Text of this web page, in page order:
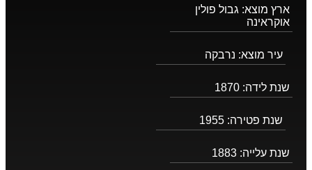
ארץ מוצא: גבול פולין
אוקראינה
עיר מוצא: נרבקה
שנת לידה: 1870
שנת פטירה: 1955
שנת עלייה: 1883